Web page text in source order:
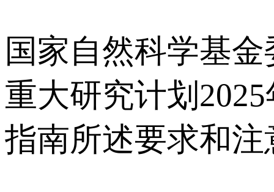
国家自然科学基
重大研究计划
指南所述要求和